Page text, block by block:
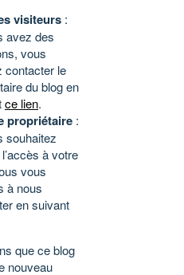
visiteurs :
avez des
vous
contacter le
du blog en
ce lien.
propriétaire :
souhaitez
à votre
vous
à nous
en suivant
que ce blog
nouveau